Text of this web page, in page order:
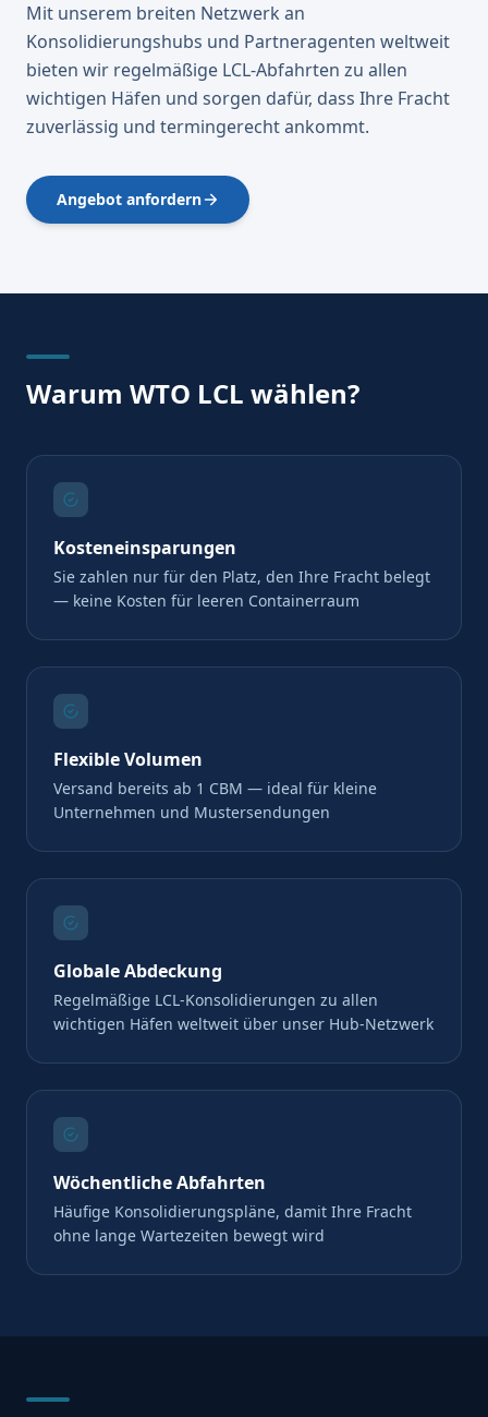
Mit unserem breiten Netzwerk an
Konsolidierungshubs und Partneragenten weltweit
bieten wir regelmäßige LCL-Abfahrten zu allen
wichtigen Häfen und sorgen dafür, dass Ihre Fracht
zuverlässig und termingerecht ankommt.
Angebot anfordern
Warum WTO LCL wählen?
Kosteneinsparungen
Sie zahlen nur für den Platz, den Ihre Fracht belegt
— keine Kosten für leeren Containerraum
Flexible Volumen
Versand bereits ab 1 CBM — ideal für kleine
Unternehmen und Mustersendungen
Globale Abdeckung
Regelmäßige LCL-Konsolidierungen zu allen
wichtigen Häfen weltweit über unser Hub-Netzwerk
Wöchentliche Abfahrten
Häufige Konsolidierungspläne, damit Ihre Fracht
ohne lange Wartezeiten bewegt wird